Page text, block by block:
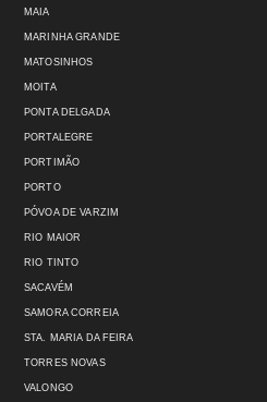
MAIA
MARINHA GRANDE
MATOSINHOS
MOITA
PONTA DELGADA
PORTALEGRE
PORTIMÃO
PORTO
PÓVOA DE VARZIM
RIO MAIOR
RIO TINTO
SACAVÉM
SAMORA CORREIA
STA. MARIA DA FEIRA
TORRES NOVAS
VALONGO